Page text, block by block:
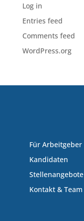
Log in
Entries feed
Comments feed
WordPress.org
Für Arbeitgeber
Kandidaten
Stellenangebote
Kontakt & Team